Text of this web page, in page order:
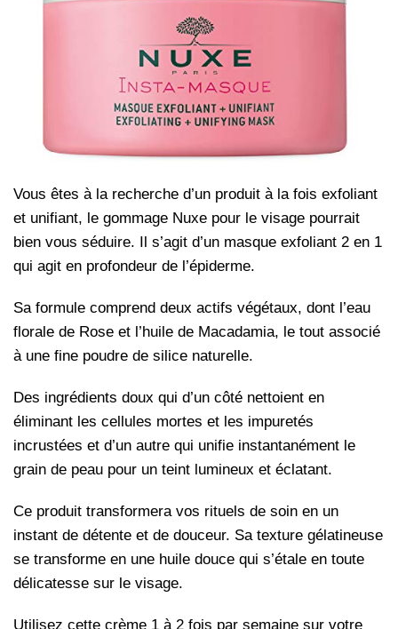
Vous êtes à la recherche d’un produit à la fois exfoliant
et unifiant, le gommage Nuxe pour le visage pourrait
bien vous séduire. Il s’agit d’un masque exfoliant 2 en 1
qui agit en profondeur de l’épiderme.
Sa formule comprend deux actifs végétaux, dont l’eau
florale de Rose et l’huile de Macadamia, le tout associé
à une fine poudre de silice naturelle.
Des ingrédients doux qui d’un côté nettoient en
éliminant les cellules mortes et les impuretés
incrustées et d’un autre qui unifie instantanément le
grain de peau pour un teint lumineux et éclatant.
Ce produit transformera vos rituels de soin en un
instant de détente et de douceur. Sa texture gélatineuse
se transforme en une huile douce qui s’étale en toute
délicatesse sur le visage.
Utilisez cette crème 1 à 2 fois par semaine sur votre